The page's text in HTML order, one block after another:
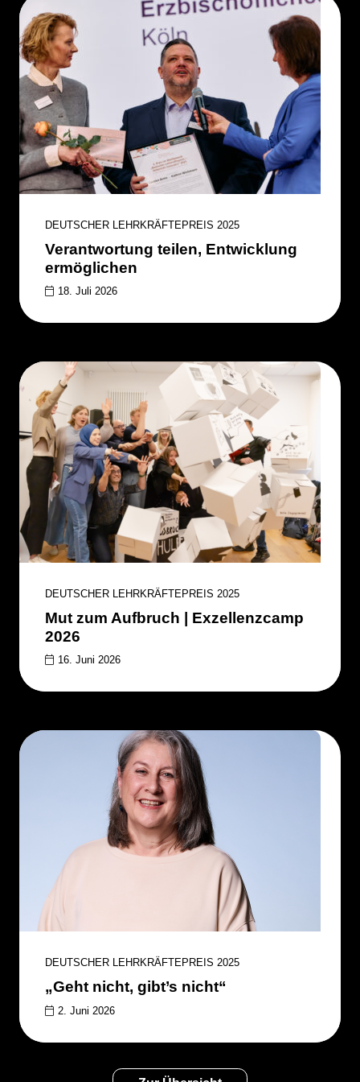
DEUTSCHER LEHRKRÄFTEPREIS 2025
Verantwortung teilen, Entwicklung
ermöglichen
18. Juli 2026
DEUTSCHER LEHRKRÄFTEPREIS 2025
Mut zum Aufbruch | Exzellenzcamp
2026
16. Juni 2026
DEUTSCHER LEHRKRÄFTEPREIS 2025
„Geht nicht, gibt’s nicht“
2. Juni 2026